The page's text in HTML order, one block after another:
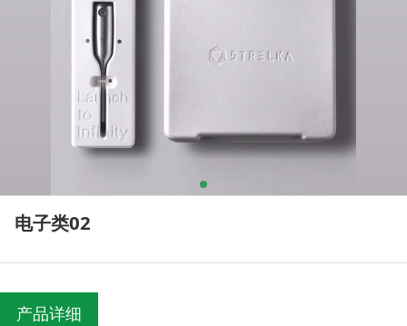
电子类02
产品详细